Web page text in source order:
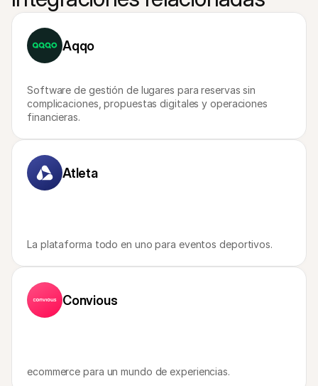
Aqqo
Software de gestión de lugares para reservas sin
complicaciones, propuestas digitales y operaciones
financieras.
Atleta
La plataforma todo en uno para eventos deportivos.
Convious
ecommerce para un mundo de experiencias.
Compradores
Clientes de Mollie
Contactar equipo de atención al cliente
Contactar equipo de ventas
Descubre cómo podemos ayudar a tu empresa